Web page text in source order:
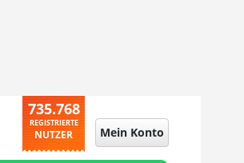
735.768
REGISTRIERTE
NUTZER Mein Konto